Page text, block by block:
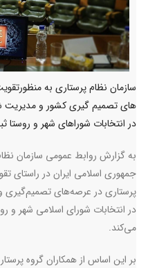
سازمان نظام پرستاری به
های تصمیم گیری کشور و مدیریت
در انتخابات شوراهای شهر و روستا
به گزارش روابط عمومی سازمان
جمهوری اسلامی ایران در
پرستاری در عرصه‌های تصمیم‌گیری
در انتخابات شورای اسلامی شهر و
می‌کند.
بر این اساس از همکاران گروه